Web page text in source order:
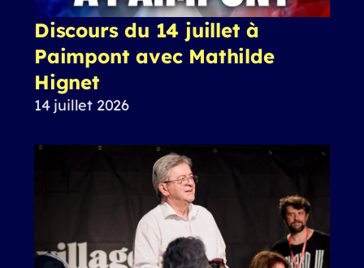
Discours du 14 juillet à
Paimpont avec Mathilde
Hignet
14 juillet 2026